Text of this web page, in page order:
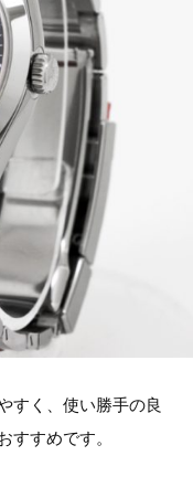
すく、使い勝手の良
すめです。